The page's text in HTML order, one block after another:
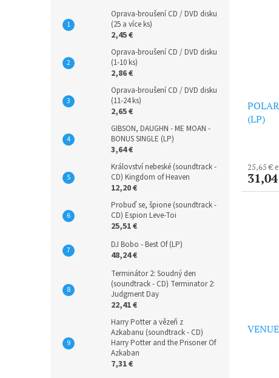
Oprava-broušení CD / DVD disku
(25 a více ks)
2,45 €
Oprava-broušení CD / DVD disku
(1-10 ks)
2,86 €
Oprava-broušení CD / DVD disku
(11-24 ks)
2,65 €
GIBSON, DAUGHN - ME MOAN -
BONUS SINGLE (LP)
3,64 €
Království nebeské (soundtrack -
CD) Kingdom of Heaven
12,20 €
Probuď se, špione (soundtrack -
CD) Espion Leve-Toi
25,51 €
DJ Bobo - Best Of (LP)
48,24 €
Terminátor 2: Soudný den
(soundtrack - CD) Terminator 2:
Judgment Day
22,41 €
Harry Potter a vězeň z
Azkabanu (soundtrack - CD)
Harry Potter and the Prisoner Of
Azkaban
7,31 €
(LP)
25,65 €